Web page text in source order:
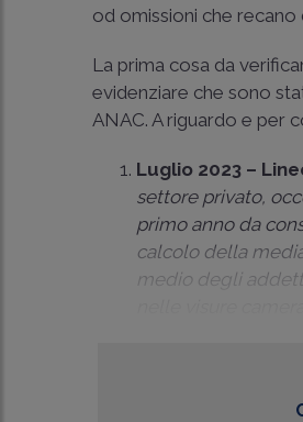
od omissioni che recano
La prima cosa da
evidenziare che sono
ANAC. A riguardo e per
Luglio 2023 –
settore privato,
primo anno da
calcolo della
medio degli